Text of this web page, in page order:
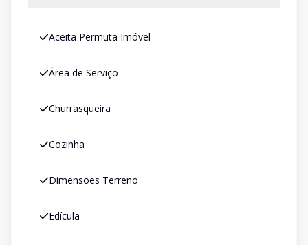
Aceita Permuta Imóvel
Área de Serviço
Churrasqueira
Cozinha
Dimensoes Terreno
Edícula